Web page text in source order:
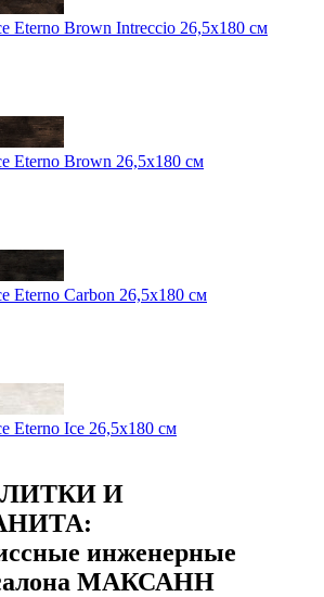
Eterno Brown Intreccio 26,5x180 см
Eterno Brown 26,5x180 см
Eterno Carbon 26,5x180 см
Eterno Ice 26,5x180 см
И
инженерные
МАКСАНН